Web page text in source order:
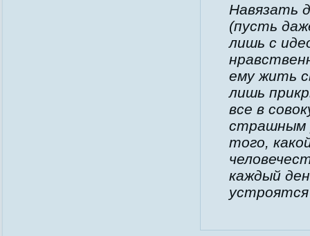
Навязать
(пусть
лишь с
ему жить
лишь
все в
страшным
того,
каждый